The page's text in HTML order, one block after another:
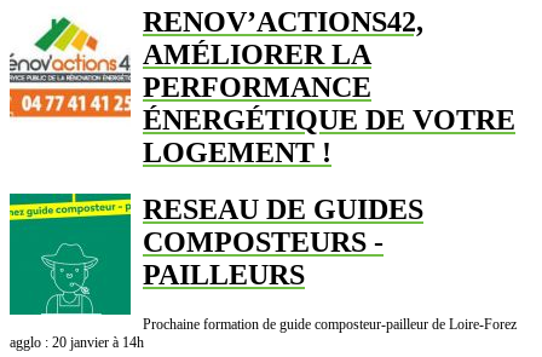
RENOV’ACTIONS42,
AMÉLIORER LA
PERFORMANCE
ÉNERGÉTIQUE DE VOTRE
LOGEMENT !
RESEAU DE GUIDES
COMPOSTEURS -
PAILLEURS
Prochaine formation de guide composteur-pailleur de Loire-Forez
agglo : 20 janvier à 14h